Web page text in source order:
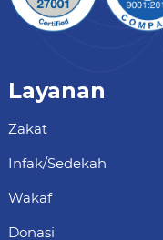
Layanan
Zakat
Infak/Sedekah
Wakaf
Donasi